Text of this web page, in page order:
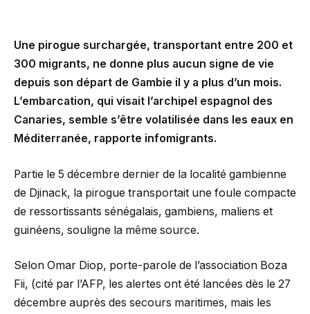
Une pirogue surchargée, transportant entre 200 et
300 migrants, ne donne plus aucun signe de vie
depuis son départ de Gambie il y a plus d’un mois.
L’embarcation, qui visait l’archipel espagnol des
Canaries, semble s’être volatilisée dans les eaux en
Méditerranée, rapporte infomigrants.
Partie le 5 décembre dernier de la localité gambienne
de Djinack, la pirogue transportait une foule compacte
de ressortissants sénégalais, gambiens, maliens et
guinéens, souligne la même source.
Selon Omar Diop, porte-parole de l’association Boza
Fii, (cité par l’AFP, les alertes ont été lancées dès le 27
décembre auprès des secours maritimes, mais les